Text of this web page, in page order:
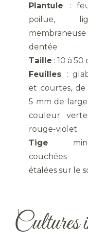
Plantule :
poilue,
dentée
Taille : 10 à 50
Feuilles :
et courtes, de
5 mm de
couleur
rouge-violet
Tige :
couchées
étalées sur le
Cultures